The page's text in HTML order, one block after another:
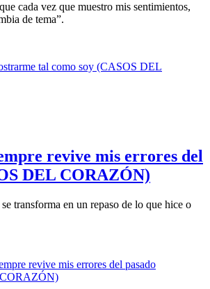
cada vez que muestro mis sentimientos,
de tema”.
revive mis errores del
DEL CORAZÓN)
transforma en un repaso de lo que hice o